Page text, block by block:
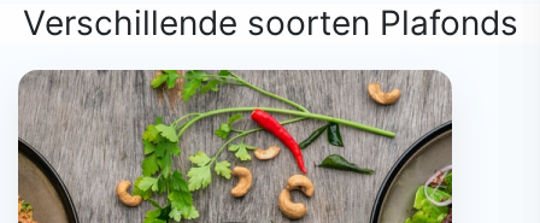
Verschillende soorten Plafonds